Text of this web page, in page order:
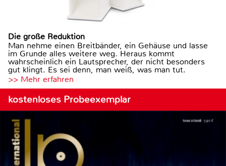
Die große Reduktion
Man nehme einen Breitbänder, ein Gehäuse und lasse
im Grunde alles weitere weg. Heraus kommt
wahrscheinlich ein Lautsprecher, der nicht besonders
gut klingt. Es sei denn, man weiß, was man tut.
>> Mehr erfahren
kostenloses Probeexemplar